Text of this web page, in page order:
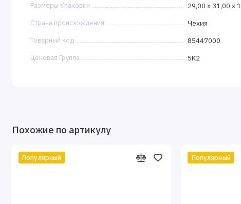
Размеры Упаковки 29,00 x 31,00 x
Страна происхождения Чехия
Товарный код 85447000
Ценовая Группа 5K2
Похожие по артикулу
Популярный Популярный